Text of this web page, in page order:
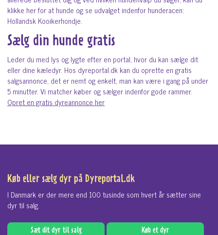
klikke her for at hunde og se udvalget indenfor hunderacen:
Hollandsk Kooikerhondje.
Sælg din hunde gratis
Leder du med lys og lygte efter en portal, hvor du kan sælge dit
eller dine kæledyr. Hos dyreportal.dk kan du oprette en gratis
salgsannonce, det er nemt og enkelt, man kan være i gang på under
5 minutter. Vi matcher køber og sælger indenfor gode rammer.
Opret en gratis dyreannonce her
Køb eller sælg dyr på Dyreportal.dk
I Danmark er der mere end 100 tusinde som hvert år sætter sine
dyr til salg.
Sæt dit dyr til salg Køb et dyr